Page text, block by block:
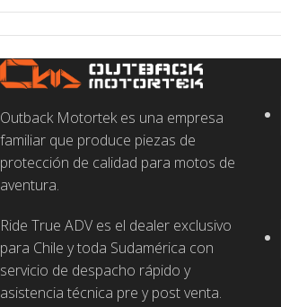
Outback Motortek es una empresa
familiar que produce piezas de
protección de calidad para motos de
aventura.
Ride True ADV es el dealer exclusivo
para Chile y toda Sudamérica con
servicio de despacho rápido y
asistencia técnica pre y post venta.